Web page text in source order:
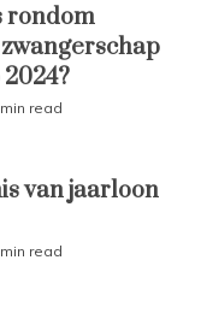
rondom
read
van jaarloon
read